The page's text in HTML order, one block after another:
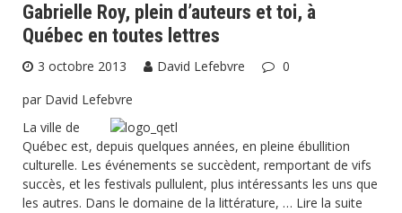
Gabrielle Roy, plein d’auteurs et toi, à
Québec en toutes lettres
3 octobre 2013 David Lefebvre
0
par David Lefebvre
La ville de
Québec est, depuis quelques années, en pleine ébullition
culturelle. Les événements se succèdent, remportant de vifs
succès, et les festivals pullulent, plus intéressants les uns que
les autres. Dans le domaine de la littérature, … Lire la suite